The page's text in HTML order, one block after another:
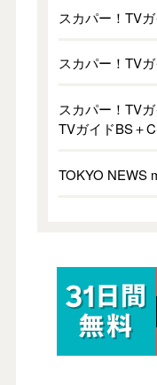
スカパー！TV
スカパー！TV
スカパー！TV
TVガイドBS＋
TOKYO NEWS